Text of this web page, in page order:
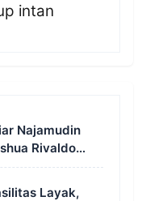
intan
Najamudin
Rivaldo
Hukum
Layak,